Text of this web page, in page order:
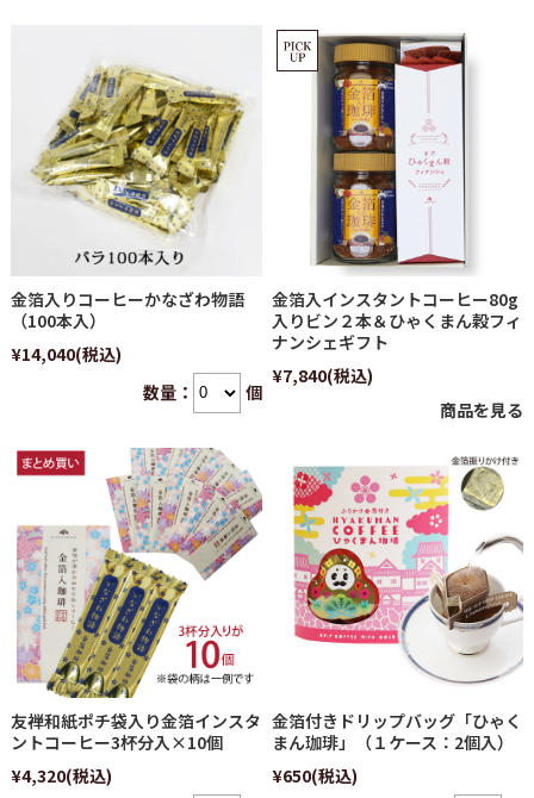
金箔入りコーヒーかなざわ物語
（100本入）
¥14,040(税込)
数量：
個
金箔入インスタントコーヒー80g
入りビン２本＆ひゃくまん穀フィ
ナンシェギフト
¥7,840(税込)
商品を見る
友禅和紙ポチ袋入り金箔インスタ
ントコーヒー3杯分入×10個
¥4,320(税込)
金箔付きドリップバッグ「ひゃく
まん珈琲」（１ケース：2個入）
¥650(税込)